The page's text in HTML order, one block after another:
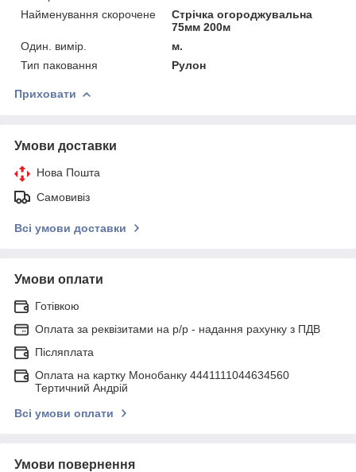
Найменування скорочене
Стрічка огороджувальна
75мм 200м
Один. вимір.
м.
Тип паковання
Рулон
Приховати
Умови доставки
Нова Пошта
Самовивіз
Всі умови доставки
Умови оплати
Готівкою
Оплата за реквізитами на р/р - надання рахунку з ПДВ
Післяплата
Оплата на картку Монобанку 4441111044634560
Тертичний Андрій
Всі умови оплати
Умови повернення